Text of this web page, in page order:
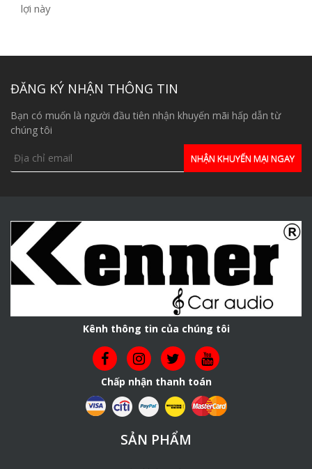
lợi này
ĐĂNG KÝ NHẬN THÔNG TIN
Bạn có muốn là người đầu tiên nhận khuyến mãi hấp dẫn từ
chúng tôi
Kênh thông tin của chúng tôi
Chấp nhận thanh toán
SẢN PHẨM